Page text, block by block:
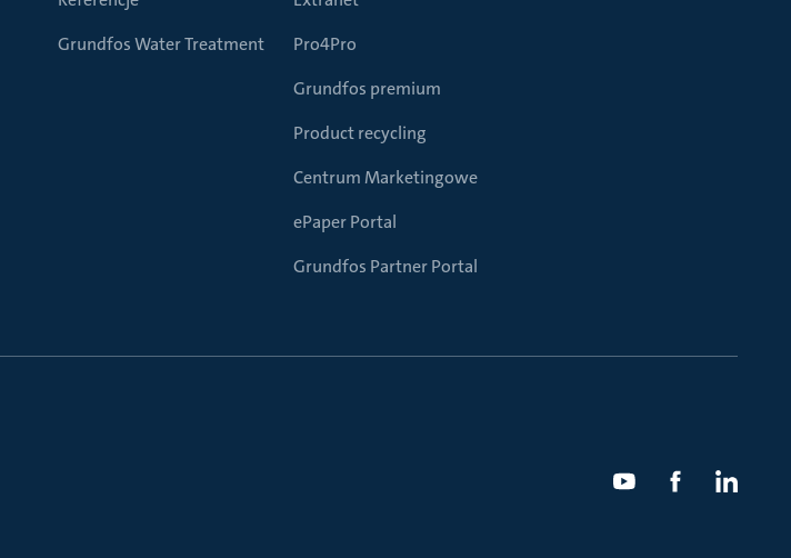
Grundfos Water Treatment
Pro4Pro
Grundfos premium
Product recycling
Centrum Marketingowe
ePaper Portal
Grundfos Partner Portal